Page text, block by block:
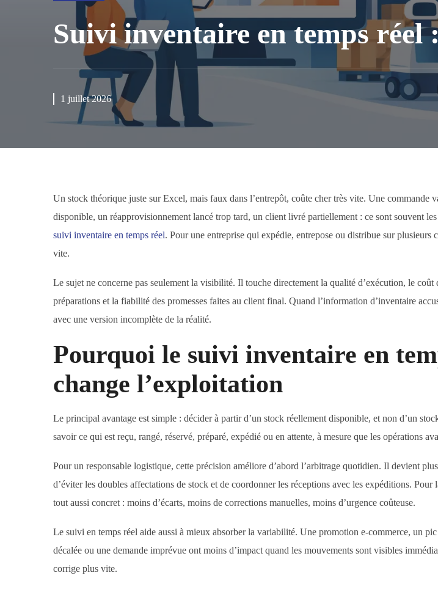
Suivi inventaire en temps réel
1 juillet 2026
Un stock théorique juste sur Excel, mais faux dans l’entrepôt, coûte cher très vite. Une commande
disponible, un réapprovisionnement lancé trop tard, un client livré partiellement : ce sont souvent
suivi inventaire en temps réel. Pour une entreprise qui expédie, entrepose ou distribue sur plusieurs
vite.
Le sujet ne concerne pas seulement la visibilité. Il touche directement la qualité d’exécution, le coût
préparations et la fiabilité des promesses faites au client final. Quand l’information d’inventaire
avec une version incomplète de la réalité.
Pourquoi le suivi inventaire en
change l’exploitation
Le principal avantage est simple : décider à partir d’un stock réellement disponible, et non d’un
savoir ce qui est reçu, rangé, réservé, préparé, expédié ou en attente, à mesure que les opérations
Pour un responsable logistique, cette précision améliore d’abord l’arbitrage quotidien. Il devient
d’éviter les doubles affectations de stock et de coordonner les réceptions avec les expéditions. Pour
tout aussi concret : moins d’écarts, moins de corrections manuelles, moins d’urgence coûteuse.
Le suivi en temps réel aide aussi à mieux absorber la variabilité. Une promotion e-commerce, un
décalée ou une demande imprévue ont moins d’impact quand les mouvements sont visibles
corrige plus vite.